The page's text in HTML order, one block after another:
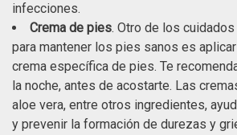
infecciones.
Crema de pies. Otro de los
para mantener los pies sanos es
crema específica de pies. Te
la noche, antes de acostarte. Las
aloe vera, entre otros ingredientes,
y prevenir la formación de durezas y